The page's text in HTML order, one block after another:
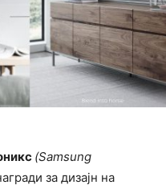
(Samsung
за дизајн на